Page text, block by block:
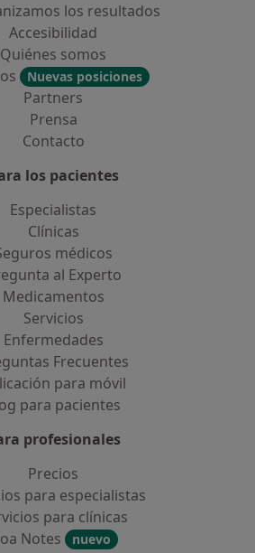
los resultados
Accesibilidad
Quiénes somos
Nuevas posiciones
Partners
Prensa
Contacto
los pacientes
Especialistas
Clínicas
médicos
al Experto
Medicamentos
Servicios
Enfermedades
Frecuentes
para móvil
para pacientes
profesionales
Precios
para especialistas
para clínicas
Notes
nuevo